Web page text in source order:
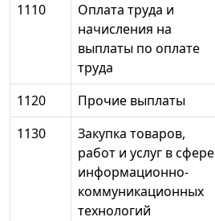
1110
Оплата труда и
начисления на
выплаты по оплате
труда
1120 Прочие выплаты
1130
Закупка товаров,
работ и услуг в сфере
информационно-
коммуникационных
технологий